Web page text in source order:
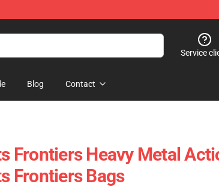
Service
Blog Contact
Frontiers Heavy Metal
Frontiers Bags